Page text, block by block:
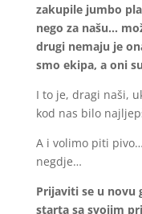
zakupile jumbo
nego za našu…
drugi nemaju je
smo ekipa, a oni
I to je, dragi naši,
kod nas bilo
A i volimo piti
negdje…
Prijaviti se u novu
starta sa svojim